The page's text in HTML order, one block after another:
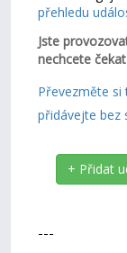
přehledu
Jste
nechcete
Převezměte
přidávejte bez
+ Přidat
---